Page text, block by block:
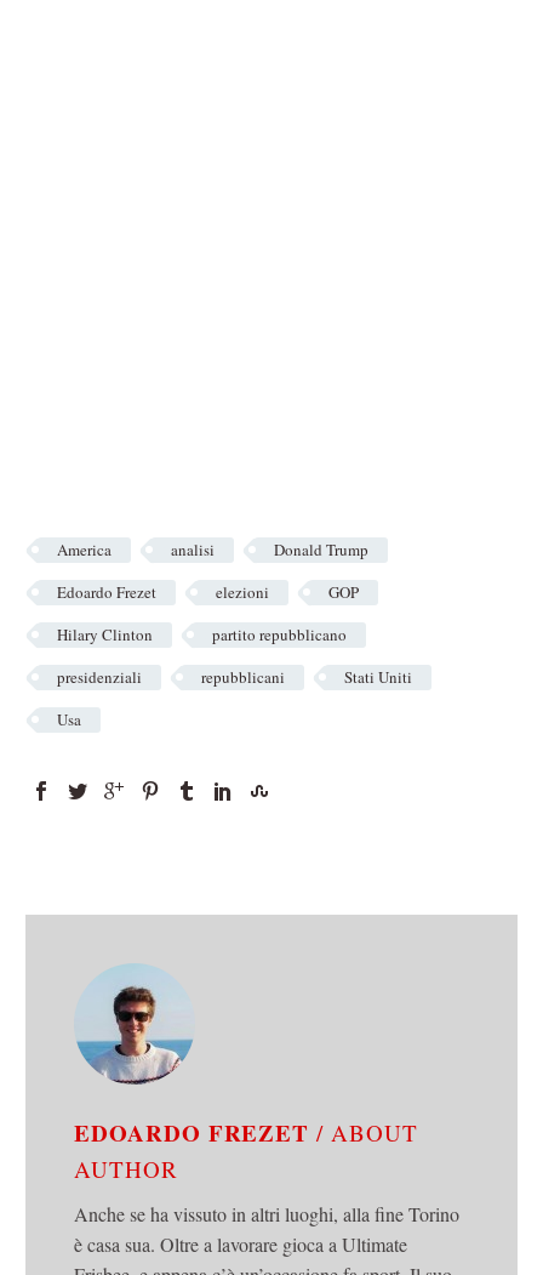
America analisi
Donald Trump
Edoardo Frezet
elezioni
GOP
Hilary Clinton
partito repubblicano
presidenziali
repubblicani
Stati Uniti
Usa
EDOARDO FREZET/ ABOUT
AUTHOR
Anche se ha vissuto in altri luoghi, alla fine Torino
è casa sua. Oltre a lavorare gioca a Ultimate